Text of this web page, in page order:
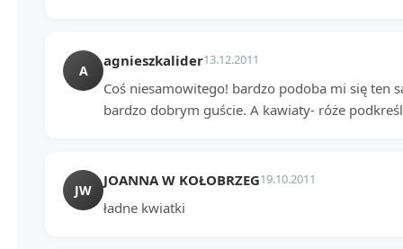
A
agnieszkalider13.12.2011
Coś niesamowitego! bardzo podoba mi się ten
bardzo dobrym guście. A kawiaty- róże
JW
JOANNA W KOŁOBRZEG19.10.2011
ładne kwiatki